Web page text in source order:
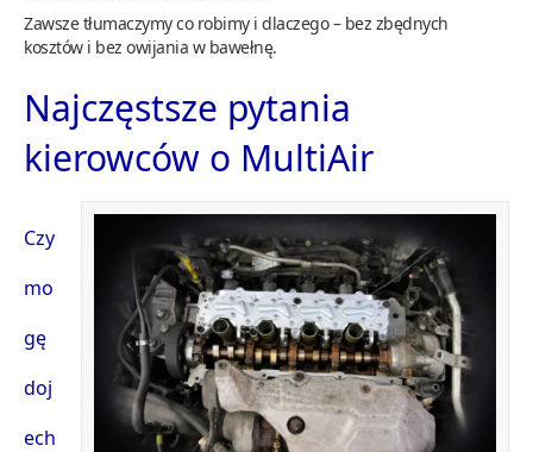
Zawsze tłumaczymy co robimy i dlaczego – bez zbędnych
kosztów i bez owijania w bawełnę.
Najczęstsze pytania
kierowców o MultiAir
Czy
mo
gę
doj
ech